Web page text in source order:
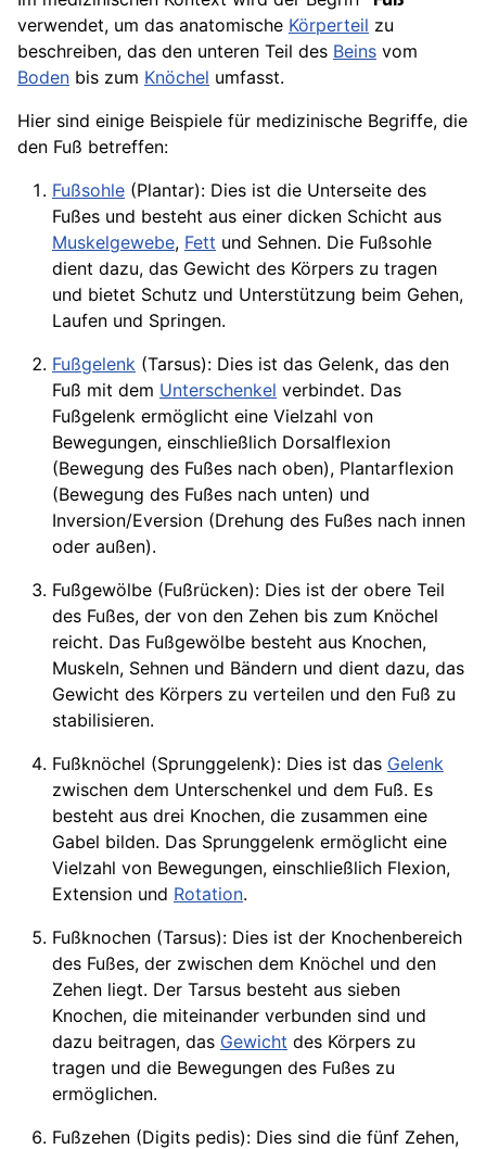
verwendet, um das anatomische Körperteil zu
beschreiben, das den unteren Teil des Beins vom
Boden bis zum Knöchel umfasst.
Hier sind einige Beispiele für medizinische Begriffe, die
den Fuß betreffen:
Fußsohle (Plantar): Dies ist die Unterseite des
Fußes und besteht aus einer dicken Schicht aus
Muskelgewebe, Fett und Sehnen. Die Fußsohle
dient dazu, das Gewicht des Körpers zu tragen
und bietet Schutz und Unterstützung beim Gehen,
Laufen und Springen.
Fußgelenk (Tarsus): Dies ist das Gelenk, das den
Fuß mit dem Unterschenkel verbindet. Das
Fußgelenk ermöglicht eine Vielzahl von
Bewegungen, einschließlich Dorsalflexion
(Bewegung des Fußes nach oben), Plantarflexion
(Bewegung des Fußes nach unten) und
Inversion/Eversion (Drehung des Fußes nach innen
oder außen).
Fußgewölbe (Fußrücken): Dies ist der obere Teil
des Fußes, der von den Zehen bis zum Knöchel
reicht. Das Fußgewölbe besteht aus Knochen,
Muskeln, Sehnen und Bändern und dient dazu, das
Gewicht des Körpers zu verteilen und den Fuß zu
stabilisieren.
Fußknöchel (Sprunggelenk): Dies ist das Gelenk
zwischen dem Unterschenkel und dem Fuß. Es
besteht aus drei Knochen, die zusammen eine
Gabel bilden. Das Sprunggelenk ermöglicht eine
Vielzahl von Bewegungen, einschließlich Flexion,
Extension und Rotation.
Fußknochen (Tarsus): Dies ist der Knochenbereich
des Fußes, der zwischen dem Knöchel und den
Zehen liegt. Der Tarsus besteht aus sieben
Knochen, die miteinander verbunden sind und
dazu beitragen, das Gewicht des Körpers zu
tragen und die Bewegungen des Fußes zu
ermöglichen.
Fußzehen (Digits pedis): Dies sind die fünf Zehen,